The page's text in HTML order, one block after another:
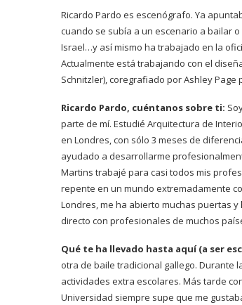
Ricardo Pardo es escenógrafo. Ya
cuando se subía a un escenario a bailar
Israel…y así mismo ha trabajado en la
Actualmente está trabajando con el
Schnitzler), coregrafiado por Ashley Page
Ricardo Pardo, cuéntanos sobre ti:
parte de mí. Estudié Arquitectura de
en Londres, con sólo 3 meses de
ayudado a desarrollarme
Martins trabajé para casi todos mis
repente en un mundo extremadamente
Londres, me ha abierto muchas puertas
directo con profesionales de muchos
Qué te ha llevado hasta aquí (a ser
otra de baile tradicional gallego. Durante
actividades extra escolares. Más tarde
Universidad siempre supe que me